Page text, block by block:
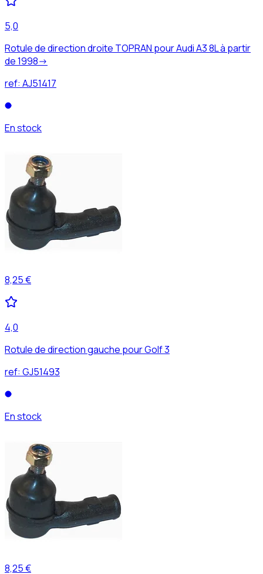
5,0
Rotule de direction droite TOPRAN pour Audi A3 8L à partir
de 1998->
ref: AJ51417
En stock
8,25 €
4,0
Rotule de direction gauche pour Golf 3
ref: GJ51493
En stock
8,25 €